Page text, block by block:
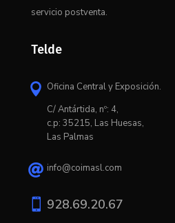
servicio postventa.
Telde
 Oficina Central y Exposición.
C/ Antártida, nº: 4,
c.p: 35215, Las Huesas,
Las Palmas
 info@coimasl.com
 928.69.20.67